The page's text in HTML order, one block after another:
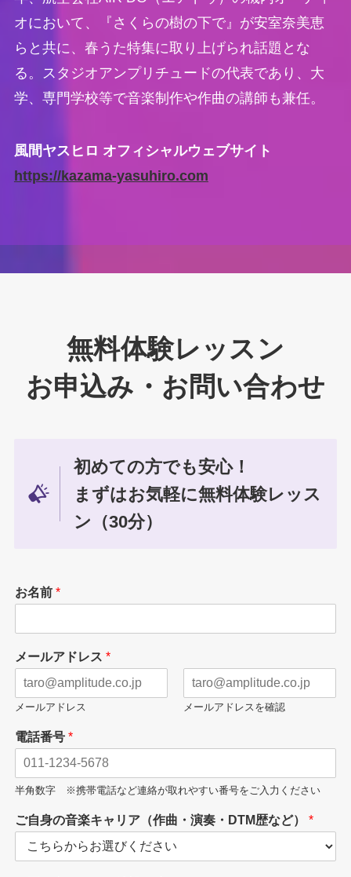
オにおいて、『さくらの樹の下で』が安室奈美恵
らと共に、春うた特集に取り上げられ話題とな
る。スタジオアンプリチュードの代表であり、大
学、専門学校等で音楽制作や作曲の講師も兼任。
風間ヤスヒロ オフィシャルウェブサイト
https://kazama-yasuhiro.com
無料体験レッスン
お申込み・お問い合わせ
初めての方でも安心！
まずはお気軽に無料体験レッス
ン（30分）
お名前 *
メールアドレス *
メールアドレス メールアドレスを確認
電話番号 *
半角数字 ※携帯電話など連絡が取れやすい番号をご入力ください
ご自身の音楽キャリア（作曲・演奏・DTM歴など） *